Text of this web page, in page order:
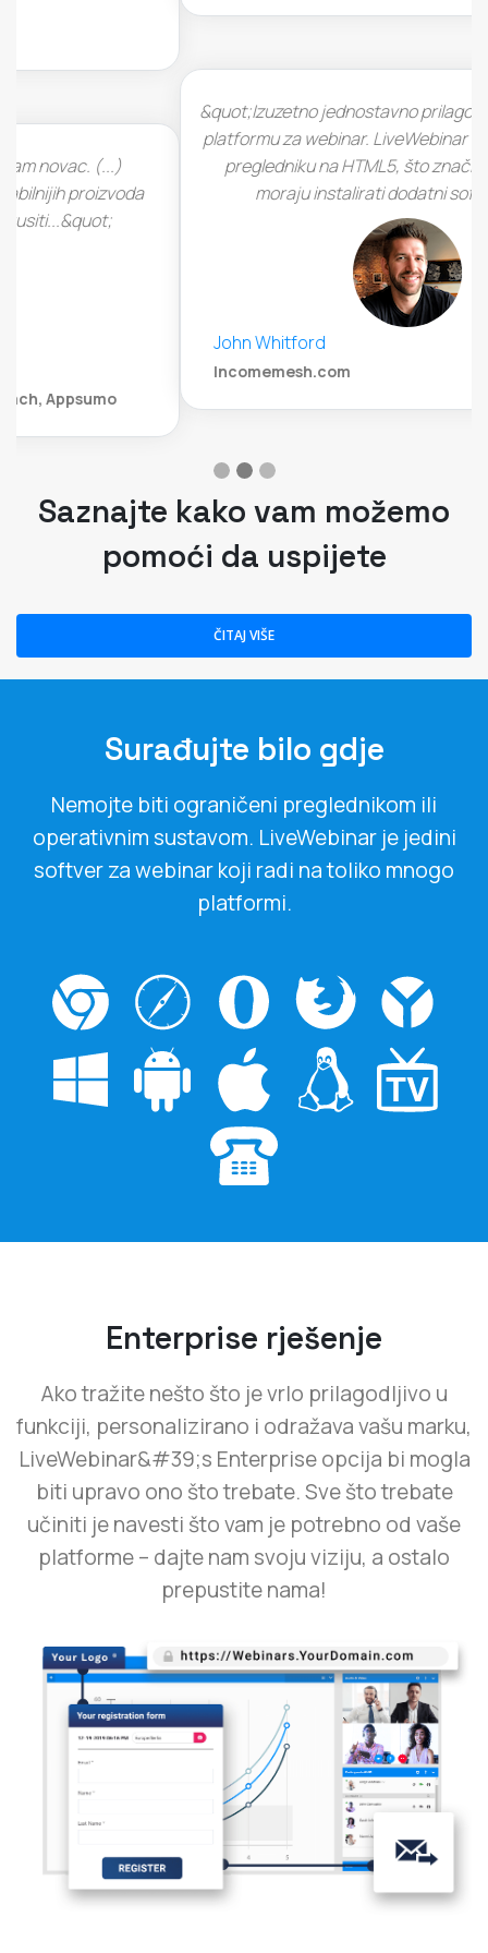
&quot;Izuzetno jednostavno prilagoditi i postaviti svoju
platformu za webinar. LiveWebinar radi u potpunosti u
pregledniku na HTML5, što znači da gledatelji ne
moraju instalirati dodatni softver.&quot;
Saznajte kako vam možemo
pomoći da uspijete
operativnim sustavom. LiveWebinar je jedini
softver za webinar koji radi na toliko mnogo
platformi.
funkciji, personalizirano i odražava vašu marku,
LiveWebinar&#39;s Enterprise opcija bi mogla
biti upravo ono što trebate. Sve što trebate
učiniti je navesti što vam je potrebno od vaše
platforme – dajte nam svoju viziju, a ostalo
prepustite nama!